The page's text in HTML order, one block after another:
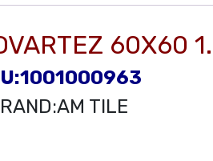
60X60
TILE